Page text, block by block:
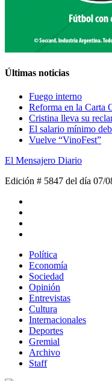
Últimas noticias
Fuego interno
Reforma en la Carta
Cristina lleva su
El salario mínimo
Vuelve “VinoFest”
El Mensajero Diario
Edición # 5847 del día 07/
Política
Economía
Sociedad
Opinión
Entrevistas
Cultura
Internacionales
Deportes
Gremial
Archivo
Staff